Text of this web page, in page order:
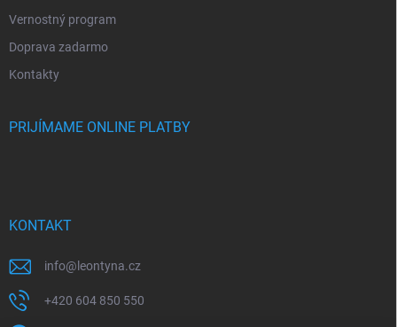
Vernostný program
Doprava zadarmo
Kontakty
PRIJÍMAME ONLINE PLATBY
KONTAKT
info@ leontyna.cz
+420 604 850 550